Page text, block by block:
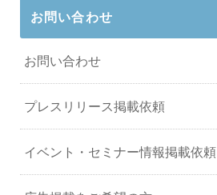
お問い合わせ
お問い合わせ
プレスリリース掲載依頼
イベント・セミナー情報掲載依頼